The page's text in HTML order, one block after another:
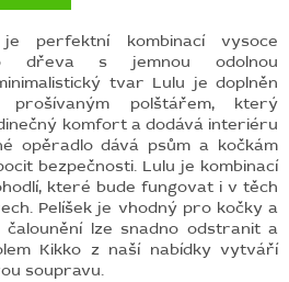
perfektní kombinací vysoce
dřeva s jemnou odolnou
tvar Lulu je doplněn
prošívaným polštářem, který
komfort a dodává interiéru
opěradlo dává psům a kočkám
bezpečnosti. Lulu je kombinací
které bude fungovat i v těch
Pelíšek je vhodný pro kočky a
čalounění lze snadno odstranit a
Kikko z naší nabídky vytváří
soupravu.